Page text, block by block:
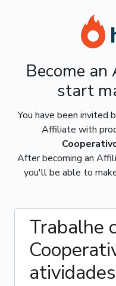
Become
start
You have been invited
Affiliate with
After becoming an
you'll be able to
Trabalhe
atividades